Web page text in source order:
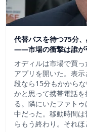
代替バスを待つ75分
——市場の衝撃は誰が
オディルは市場で買
アプリを開いた。表
段なら15分もかから
かと思って携帯電話
る。隣にいたファト
中だった。移動時間
らもう終わり。それほ